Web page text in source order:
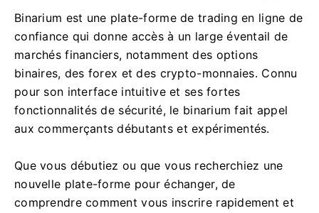
Binarium est une plate-forme de trading en ligne de
confiance qui donne accès à un large éventail de
marchés financiers, notamment des options
binaires, des forex et des crypto-monnaies. Connu
pour son interface intuitive et ses fortes
fonctionnalités de sécurité, le binarium fait appel
aux commerçants débutants et expérimentés.
Que vous débutiez ou que vous recherchiez une
nouvelle plate-forme pour échanger, de
comprendre comment vous inscrire rapidement et